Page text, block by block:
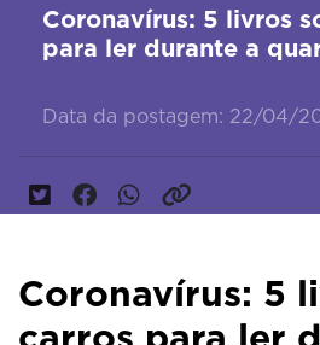
Coronavírus: 5 livros
para ler durante a
Data da postagem: 22/04/
Coronavírus: 5